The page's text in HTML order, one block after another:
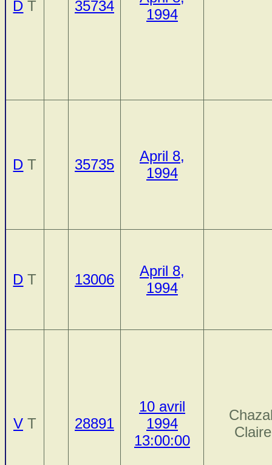
D T 35734
1994
D T 35735
April 8,
1994
D T 13006
April 8,
1994
V T 28891
10 avril
1994
13:00:00
Claire